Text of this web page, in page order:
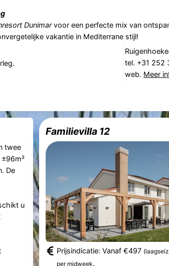
Dunimarvoor een perfecte mix van
vakantie in Mediterrane stijl!
tel. +31 252
web. Meer
twee
De
u
Familievilla 12
Prijsindicatie: Vanaf €497
per midweek.